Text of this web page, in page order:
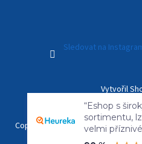
Sledovat na
Vytvořil
Copyright 2026Kamerový Svět.
nastavení
“Eshop s
sortimentu,
velmi
90 %